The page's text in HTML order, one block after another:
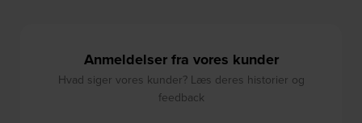
Anmeldelser fra vores kunder
Hvad siger vores kunder? Læs deres historier og
feedback